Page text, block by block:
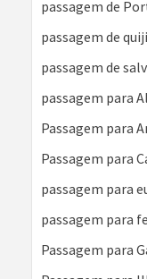
passagem de
passagem de
passagem de
passagem para
Passagem para
Passagem para
passagem para
passagem para
Passagem para